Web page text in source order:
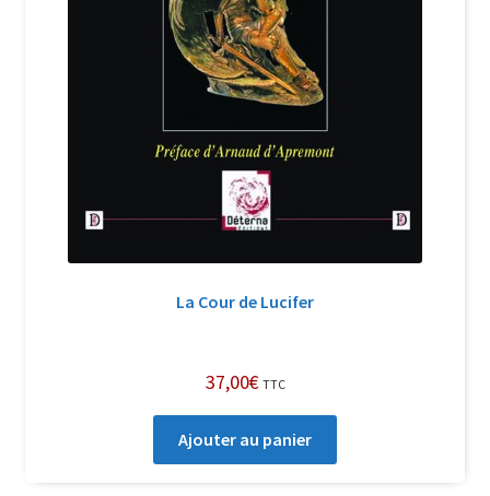
Politique de confidentialité et cookies
Qui sommes-nous ?
Soutien à Philippe Randa
Suivi de la Commande
La Cour de Lucifer
37,00€ TTC
Ajouter au panier